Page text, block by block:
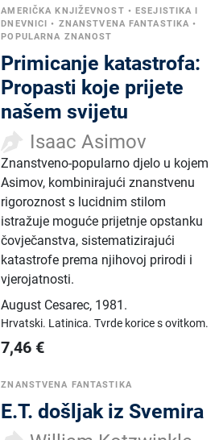
AMERIČKA KNJIŽEVNOST •ESEJISTIKA I
DNEVNICI • ZNANSTVENA FANTASTIKA •
POPULARNA ZNANOST
Primicanje katastrofa:
Propasti koje prijete
našem svijetu
Isaac Asimov
Znanstveno-popularno djelo u kojem
Asimov, kombinirajući znanstvenu
rigoroznost s lucidnim stilom
istražuje moguće prijetnje opstanku
čovječanstva, sistematizirajući
katastrofe prema njihovoj prirodi i
vjerojatnosti.
August Cesarec, 1981.
Hrvatski. Latinica.Tvrde korice s ovitkom.
7,46 €
ZNANSTVENA FANTASTIKA
E.T. došljak iz Svemira